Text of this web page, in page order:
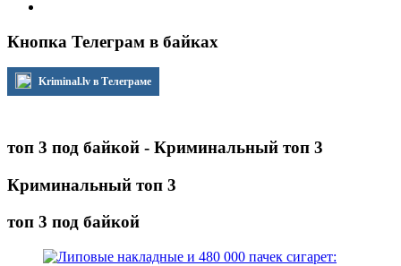
Кнопка Телеграм в байках
Kriminal.lv в Телеграме
топ 3 под байкой - Криминальный топ 3
Криминальный топ 3
топ 3 под байкой